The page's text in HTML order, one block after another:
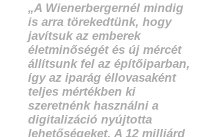
„A Wienerbergernél mindig
is arra törekedtünk, hogy
javítsuk az emberek
életminőségét és új mércét
állítsunk fel az építőiparban,
így az iparág éllovasaként
teljes mértékben ki
szeretnénk használni a
digitalizáció nyújtotta
lehetőségeket. A 12 milliárd